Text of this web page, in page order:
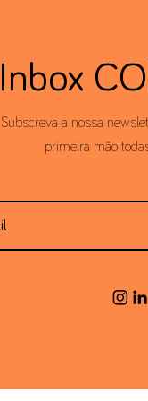
Inbox
Subscreva a nossa
primeira mão